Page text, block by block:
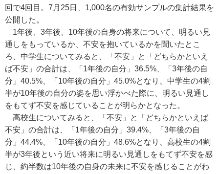
回で4回目。7月25日、1,000名の有効サンプルの集計結果を
公開した。
1年後、3年後、10年後の自身の将来について、明るい見
通しをもっているか、不安を抱いているかを聞いたとこ
ろ、中学生についてみると、「不安」と「どちらかといえ
ば不安」の合計は、「1年後の自分」36.5%、「3年後の自
分」40.5%、「10年後の自分」45.0%となり、中学生の4割
半が10年後の自分の姿を思い浮かべた際に、明るい見通し
をもてず不安を感じていることが明らかとなった。
高校生についてみると、「不安」と「どちらかといえば
不安」の合計は、「1年後の自分」39.4%、「3年後の自
分」44.4%、「10年後の自分」48.6%となり、高校生の4割
半が3年後という近い将来に明るい見通しをもてず不安を感
じ、約半数は10年後の自身の未来に不安を感じることがわ